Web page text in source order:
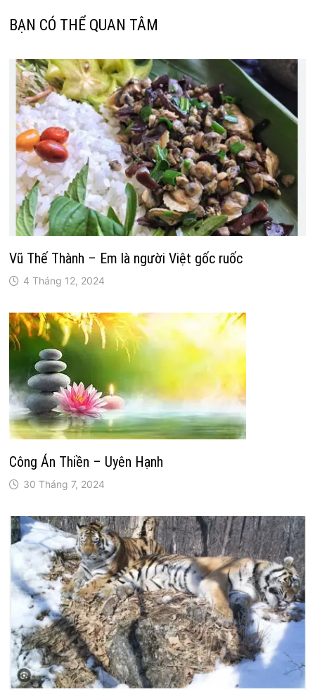
BẠN CÓ THỂ QUAN TÂM
Vũ Thế Thành – Em là người Việt gốc ruốc
4 Tháng 12, 2024
Công Án Thiền – Uyên Hạnh
30 Tháng 7, 2024